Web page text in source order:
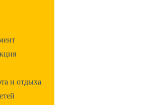
и отдыха